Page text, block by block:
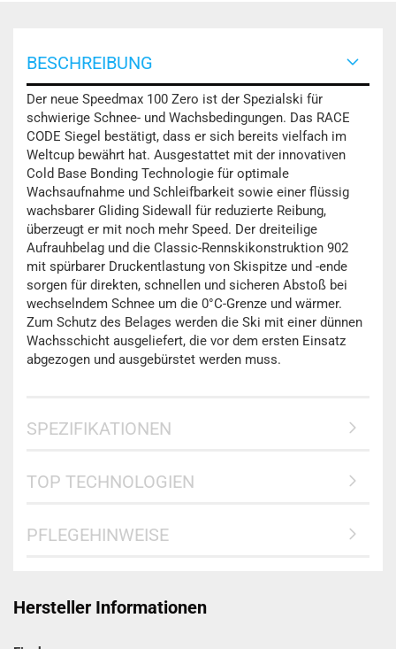
BESCHREIBUNG
Der neue Speedmax 100 Zero ist der Spezialski für
schwierige Schnee- und Wachsbedingungen. Das RACE
CODE Siegel bestätigt, dass er sich bereits vielfach im
Weltcup bewährt hat. Ausgestattet mit der innovativen
Cold Base Bonding Technologie für optimale
Wachsaufnahme und Schleifbarkeit sowie einer flüssig
wachsbarer Gliding Sidewall für reduzierte Reibung,
überzeugt er mit noch mehr Speed. Der dreiteilige
Aufrauhbelag und die Classic-Rennskikonstruktion 902
mit spürbarer Druckentlastung von Skispitze und -ende
sorgen für direkten, schnellen und sicheren Abstoß bei
wechselndem Schnee um die 0°C-Grenze und wärmer.
Zum Schutz des Belages werden die Ski mit einer dünnen
Wachsschicht ausgeliefert, die vor dem ersten Einsatz
abgezogen und ausgebürstet werden muss.
SPEZIFIKATIONEN
TOP TECHNOLOGIEN
PFLEGEHINWEISE
Hersteller Informationen